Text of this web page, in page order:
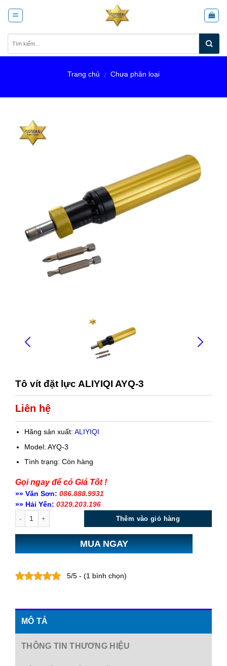
Trang chủ / Chưa phân loại
Tô vít đặt lực ALIYIQI AYQ-3
Liên hệ
Hãng sản xuất: ALIYIQI
Model: AYQ-3
Tình trạng: Còn hàng
Gọi ngay để có Giá Tốt !
»» Văn Sơn: 086.888.9931
»» Hải Yến: 0329.203.196
Thêm vào giỏ hàng
MUA NGAY
5/5 - (1 bình chọn)
MÔ TẢ
THÔNG TIN THƯƠNG HIỆU